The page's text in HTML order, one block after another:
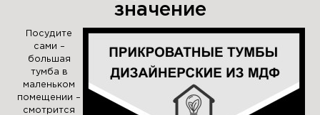
значение
Посудите
сами –
большая
тумба в
маленьком
помещении –
смотрится